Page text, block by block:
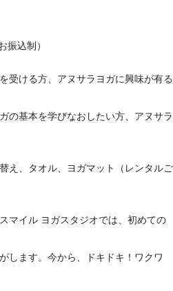
込制）
受ける方、アヌサラヨガに興味が有る
を学びなおしたい方、アヌサラ
え、タオル、ヨガマット（レンタルご
マイル ヨガスタジオでは、初めての
します。今から、ドキドキ！ワクワ